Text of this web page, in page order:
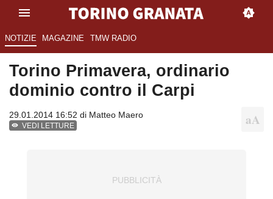
NOTIZIE MAGAZINE TMW RADIO
Torino Primavera, ordinario
dominio contro il Carpi
29.01.2014 16:52 di Matteo Maero
VEDI LETTURE